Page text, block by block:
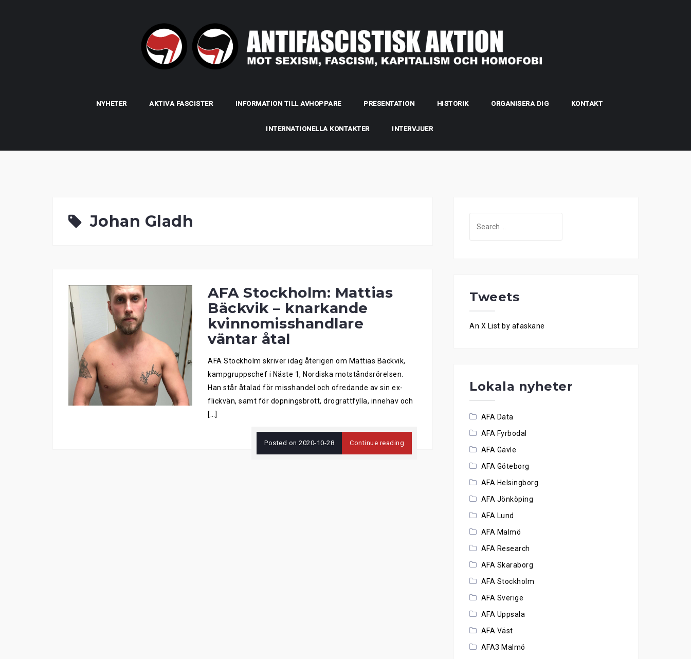
NYHETER AKTIVA FASCISTER INFORMATION TILL AVHOPPARE PRESENTATION HISTORIK ORGANISERA DIG KONTAKT
INTERNATIONELLA KONTAKTER INTERVJUER
Johan Gladh
AFA Stockholm: Mattias
Bäckvik – knarkande
kvinnomisshandlare
väntar åtal
AFA Stockholm skriver idag återigen om Mattias Bäckvik,
kampgruppschef i Näste 1, Nordiska motståndsrörelsen.
Han står åtalad för misshandel och ofredande av sin ex-
flickvän, samt för dopningsbrott, drograttfylla, innehav och
[…]
Posted on 2020-10-28 Continue reading
Tweets
An X List by afaskane
Lokala nyheter
AFA Data
AFA Fyrbodal
AFA Gävle
AFA Göteborg
AFA Helsingborg
AFA Jönköping
AFA Lund
AFA Malmö
AFA Research
AFA Skaraborg
AFA Stockholm
AFA Sverige
AFA Uppsala
AFA Väst
AFA3 Malmö